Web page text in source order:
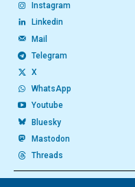
Instagram
Linkedin
Mail
Telegram
X
WhatsApp
Youtube
Bluesky
Mastodon
Threads